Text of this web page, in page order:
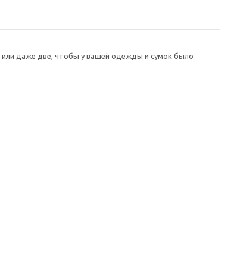
или даже две, чтобы у вашей одежды и сумок было